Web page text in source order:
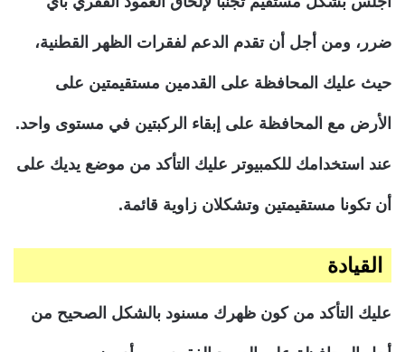
ضرر، ومن أجل أن تقدم الدعم لفقرات الظهر القطنية،
حيث عليك المحافظة على القدمين مستقيمتين على
الأرض مع المحافظة على إبقاء الركبتين في مستوى واحد.
عند استخدامك للكمبيوتر عليك التأكد من موضع يديك على
أن تكونا مستقيمتين وتشكلان زاوية قائمة.
القيادة
عليك التأكد من كون ظهرك مسنود بالشكل الصحيح من